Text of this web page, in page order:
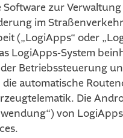
Software zur
im
(„LogiApps“ oder
LogiApps-System
Betriebssteuerung
automatische
Die
von